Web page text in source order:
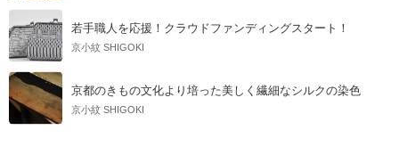
若手職人を応援！クラウドファンディングスタート！
京小紋 SHIGOKI
京都のきもの文化より培った美しく繊細なシルクの染色
京小紋 SHIGOKI